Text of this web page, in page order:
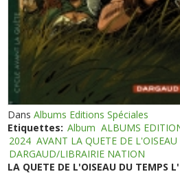
DansAlbums Editions Spéciales
Etiquettes: Album ALBUMS
2024 AVANT LA QUETE DE
DARGAUD/LIBRAIRIE NATION
LA QUETE DE L'OISEAU DU TEMPS